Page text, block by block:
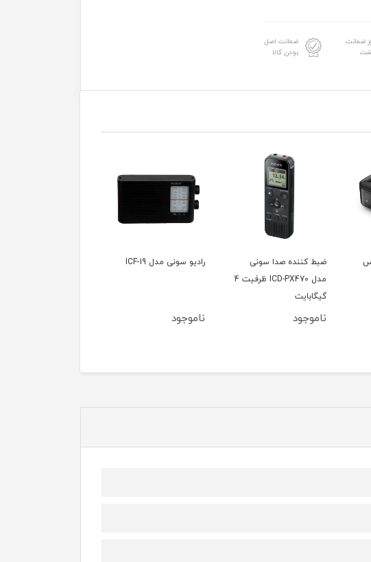
ضمانت
ضمانت اصل
بودن کالا
ضبط کننده صدا سونی
مدل ICD-PX470 ظرفیت 4
گیگابایت
ناموجود
رادیو سونی مدل ICF-19
ناموجود